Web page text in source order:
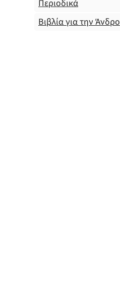
Περιοδικά
Βιβλία για την Άνδρο